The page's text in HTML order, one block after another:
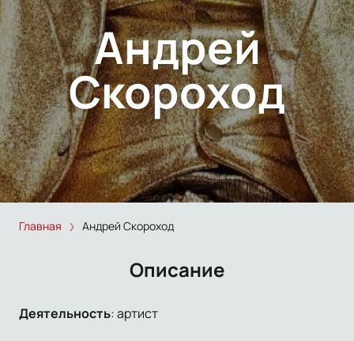
Андрей
Скороход
Главная Андрей Скороход
Описание
Деятельность:артист